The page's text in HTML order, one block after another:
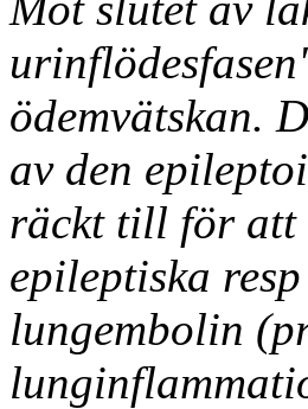
ödemvätskan.
av den
räckt till för att
epileptiska
lungembolin